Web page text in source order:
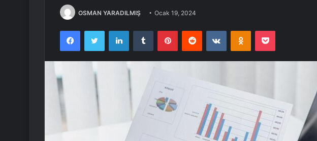
OSMAN YARADILMIŞ Ocak 19, 2024
FacebookTwitter LinkedInTumblr PinterestReddit VKontakteOdnoklassniki
Pocket